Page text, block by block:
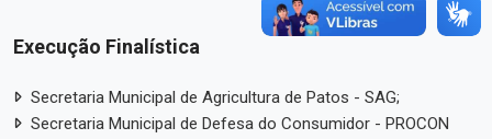
Execução Finalística
Secretaria Municipal de Agricultura de Patos - SAG;
Secretaria Municipal de Defesa do Consumidor - PROCON